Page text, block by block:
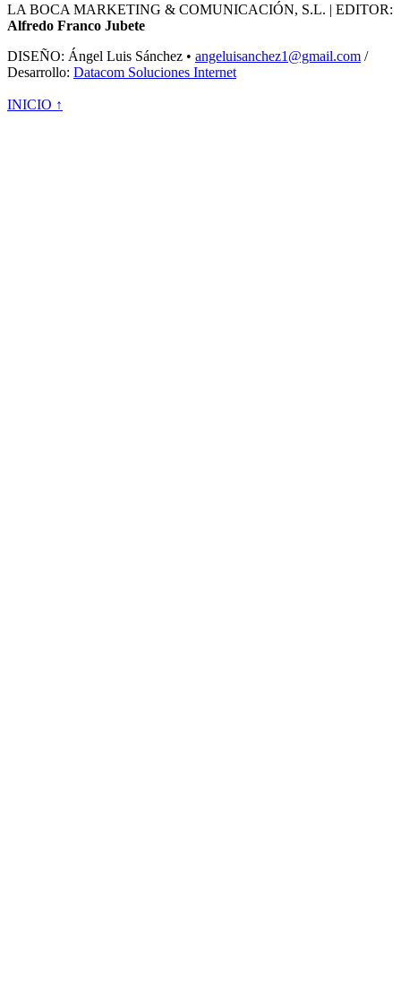
LA BOCA MARKETING & COMUNICACIÓN, S.L. | EDITOR:
Alfredo Franco Jubete
DISEÑO: Ángel Luis Sánchez • angeluisanchez1@gmail.com /
Desarrollo: Datacom Soluciones Internet
INICIO ↑